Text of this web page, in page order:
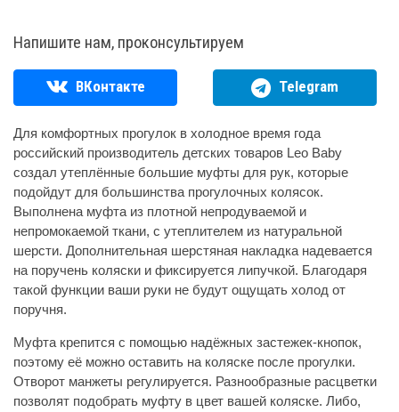
Напишите нам, проконсультируем
ВКонтакте Telegram
Для комфортных прогулок в холодное время года
российский производитель детских товаров Leo Baby
создал утеплённые большие муфты для рук, которые
подойдут для большинства прогулочных колясок.
Выполнена муфта из плотной непродуваемой и
непромокаемой ткани, с утеплителем из натуральной
шерсти. Дополнительная шерстяная накладка надевается
на поручень коляски и фиксируется липучкой. Благодаря
такой функции ваши руки не будут ощущать холод от
поручня.
Муфта крепится с помощью надёжных застежек-кнопок,
поэтому её можно оставить на коляске после прогулки.
Отворот манжеты регулируется. Разнообразные расцветки
позволят подобрать муфту в цвет вашей коляске. Либо,